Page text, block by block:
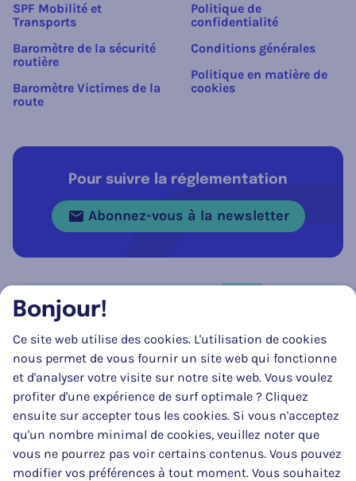
SPF Mobilité et
Transports
Baromètre de la sécurité
routière
Baromètre Victimes de la
route
Politique de
confidentialité
Conditions générales
Politique en matière de
cookies
Pour suivre la réglementation
Abonnez-vous à la newsletter
Suivez-nous sur
FacebookInstagramLinkedIn
Bonjour!
Ce site web utilise des cookies. L'utilisation de cookies
nous permet de vous fournir un site web qui fonctionne
et d'analyser votre visite sur notre site web. Vous voulez
profiter d'une expérience de surf optimale ? Cliquez
ensuite sur accepter tous les cookies. Si vous n'acceptez
qu'un nombre minimal de cookies, veuillez noter que
vous ne pourrez pas voir certains contenus. Vous pouvez
modifier vos préférences à tout moment. Vous souhaitez